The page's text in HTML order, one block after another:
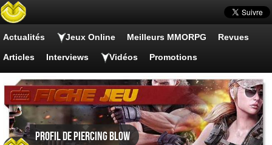
Actualités Jeux Online Meilleurs MMORPG Revues
Articles Interviews Vidéos Promotions
Profil de Piercing Blow